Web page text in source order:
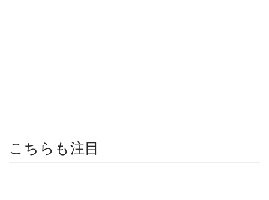
こちらも注目